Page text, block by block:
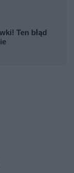
Ten błąd